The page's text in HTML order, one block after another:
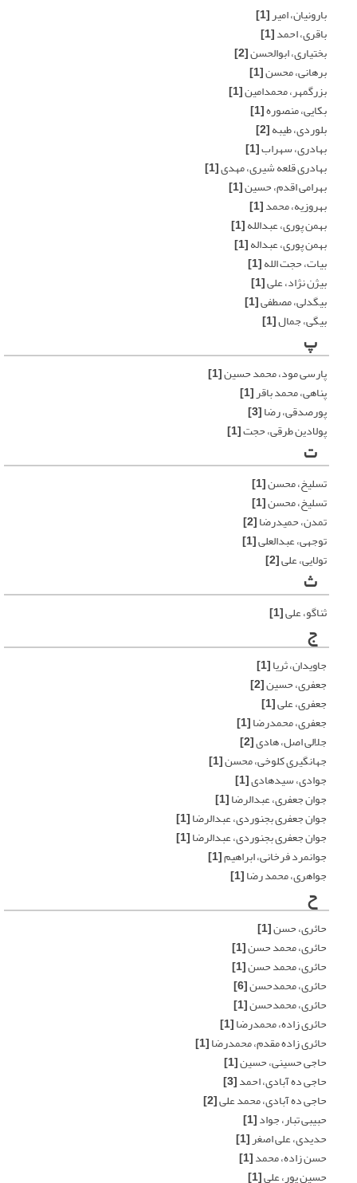
بارونیان، امیر[1]
باقری، احمد[1]
بختیاری، ابوالحسن[2]
برهانی، محسن[1]
بزرگمهر، محمدامین[1]
بکایی، منصوره[1]
بلوردی، طیبه[2]
بهادری، سهراب[1]
بهادری قلعه شیری، مهدی[1]
بهرامی اقدم، حسین[1]
بهروزیه، محمد[1]
بهمن پوری، عبدالله[1]
بهمن پوری، عبداله[1]
بیات، حجت الله[1]
بیژن نژاد، علی[1]
بیگدلی، مصطفی[1]
بیگی، جمال[1]
پ
پارسی مود، محمد حسین[1]
پناهی، محمد باقر[1]
پورصدقی، رضا[3]
پولادین طرقی، حجت[1]
ت
تسلیخ، محسن[1]
تسلیخ، محسن[1]
تمدن، حمیدرضا[2]
توجهی، عبدالعلی[1]
تولایی، علی[2]
ث
ثناگو، علی[1]
ج
جاویدان، ثریا[1]
جعفری، حسین[2]
جعفری، علی[1]
جعفری، محمدرضا[1]
جلالی اصل، هادی[2]
جهانگیری کلوخی، محسن[1]
جوادی، سیدهادی[1]
جوان جعفری، عبدالرضا[1]
جوان جعفری بجنوردی، عبدالرضا[1]
جوان جعفری بجنوردی، عبدالرضا[1]
جوانمرد فرخانی، ابراهیم[1]
جواهری، محمد رضا[1]
ح
حائری، حسن[1]
حائری، محمد حسن[1]
حائری، محمد حسن[1]
حائری، محمدحسن[6]
حائری، محمدحسن[1]
حائری زاده، محمدرضا[1]
حائری زاده مقدم، محمدرضا[1]
حاجی حسینی، حسین[1]
حاجی ده آبادی، احمد[3]
حاجی ده آبادی، محمد علی[2]
حبیبی تبار، جواد[1]
حدیدی، علی اصغر[1]
حسن زاده، محمد[1]
حسین پور، علی[1]